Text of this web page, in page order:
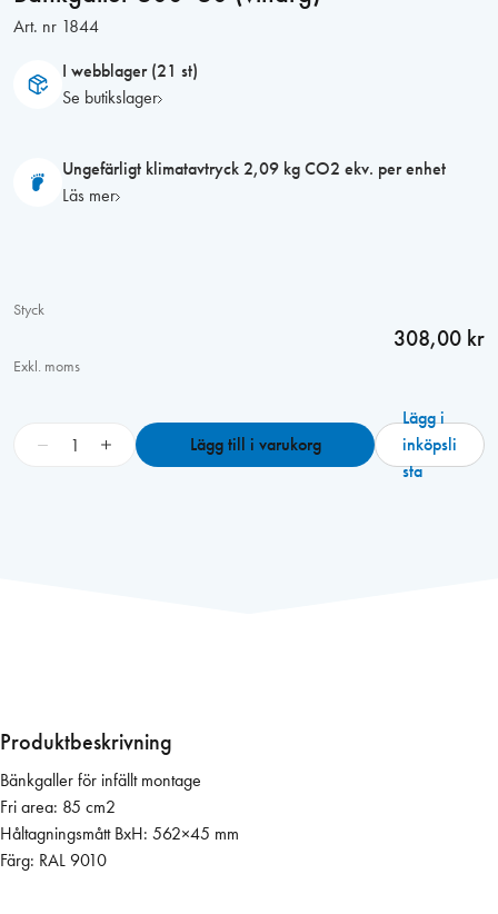
Art. nr 1844
I webblager (21 st)
Se butikslager
Ungefärligt klimatavtryck 2,09 kg CO2 ekv. per enhet
Läs mer
Styck
308,00 kr
Exkl. moms
0
×
6
0
(
+ Lägg till i varukorg
Lägg i
inköpsli
sta
Produktbeskrivning
Bänkgaller för infällt montage
Fri area: 85 cm2
Håltagningsmått BxH: 562×45 mm
Färg: RAL 9010